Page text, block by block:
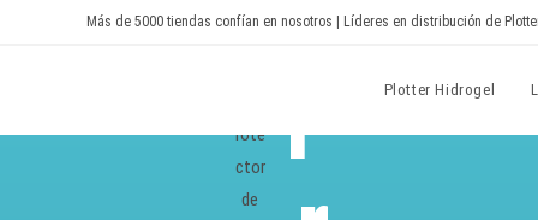
Más de 5000 tiendas confían en nosotros | Líderes en distribución de
Plotter Hidrogel
P